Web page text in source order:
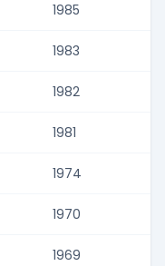
1985
1983
1982
1981
1974
1970
1969